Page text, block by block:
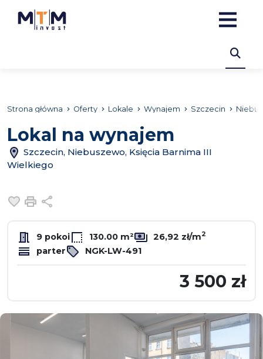
Strona główna Oferty Lokale Wynajem Szczecin
Lokal na wynajem
Szczecin, Niebuszewo, Księcia Barnima III
Wielkiego
Dodaj do ulubionych
Drukuj
9 pokoi 130.00 m² 26,92 zł/m2
parter NGK-LW-491
3 500 zł